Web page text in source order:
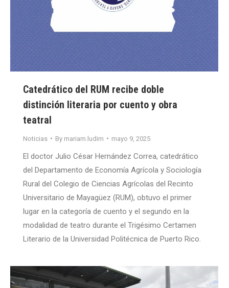
Catedrático del RUM recibe doble
distinción literaria por cuento y obra
teatral
Noticias By mariam.ludim mayo 9, 2025
El doctor Julio César Hernández Correa, catedrático
del Departamento de Economía Agrícola y Sociología
Rural del Colegio de Ciencias Agrícolas del Recinto
Universitario de Mayagüez (RUM), obtuvo el primer
lugar en la categoría de cuento y el segundo en la
modalidad de teatro durante el Trigésimo Certamen
Literario de la Universidad Politécnica de Puerto Rico.